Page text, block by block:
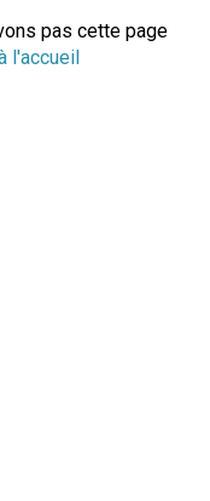
pas cette page
l'accueil